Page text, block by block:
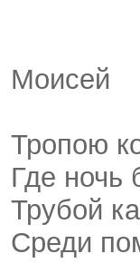
Моисей
Тропою
Где ночь
Трубой
Среди